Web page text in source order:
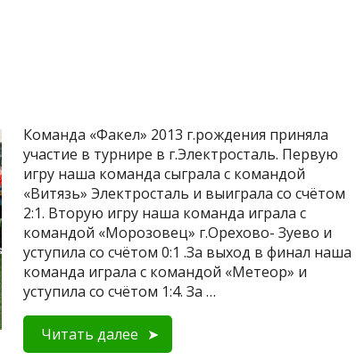
Команда «Факел» 2013 г.рождения приняла
участие в турнире в г.Электросталь. Первую
игру наша команда сыграла с командой
«Витязь» Электросталь и выиграла со счётом
2:1. Вторую игру наша команда играла с
командой «Морозовец» г.Орехово- Зуево и
уступила со счётом 0:1 .За выход в финал наша
команда играла с командой «Метеор» и
уступила со счётом 1:4. За …
Читать далее